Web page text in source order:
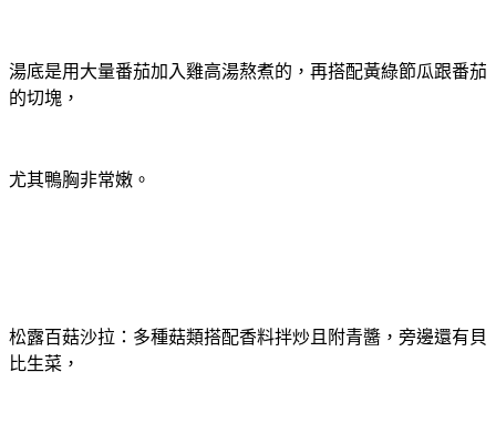
湯底是用大量番茄加入雞高湯熬煮的，再搭配黃綠節瓜跟番茄
的切塊，
尤其鴨胸非常嫩。
松露百菇沙拉：多種菇類搭配香料拌炒且附青醬，旁邊還有貝
比生菜，